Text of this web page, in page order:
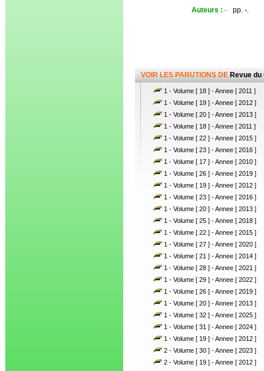
Auteurs : - pp. -.
VOIR LES PARUTIONS DE Revue du
1 - Volume [ 18 ] - Annee [ 2011 ]
1 - Volume [ 19 ] - Annee [ 2012 ]
1 - Volume [ 20 ] - Annee [ 2013 ]
1 - Volume [ 18 ] - Annee [ 2011 ]
1 - Volume [ 22 ] - Annee [ 2015 ]
1 - Volume [ 23 ] - Annee [ 2016 ]
1 - Volume [ 17 ] - Annee [ 2010 ]
1 - Volume [ 26 ] - Annee [ 2019 ]
1 - Volume [ 19 ] - Annee [ 2012 ]
1 - Volume [ 23 ] - Annee [ 2016 ]
1 - Volume [ 20 ] - Annee [ 2013 ]
1 - Volume [ 25 ] - Annee [ 2018 ]
1 - Volume [ 22 ] - Annee [ 2015 ]
1 - Volume [ 27 ] - Annee [ 2020 ]
1 - Volume [ 21 ] - Annee [ 2014 ]
1 - Volume [ 28 ] - Annee [ 2021 ]
1 - Volume [ 29 ] - Annee [ 2022 ]
1 - Volume [ 26 ] - Annee [ 2019 ]
1 - Volume [ 20 ] - Annee [ 2013 ]
1 - Volume [ 32 ] - Annee [ 2025 ]
1 - Volume [ 31 ] - Annee [ 2024 ]
1 - Volume [ 19 ] - Annee [ 2012 ]
2 - Volume [ 30 ] - Annee [ 2023 ]
2 - Volume [ 19 ] - Annee [ 2012 ]